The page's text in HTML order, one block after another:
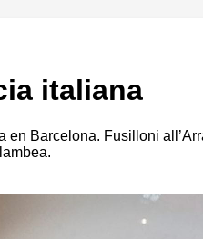
italiana
en Barcelona. Fusilloni